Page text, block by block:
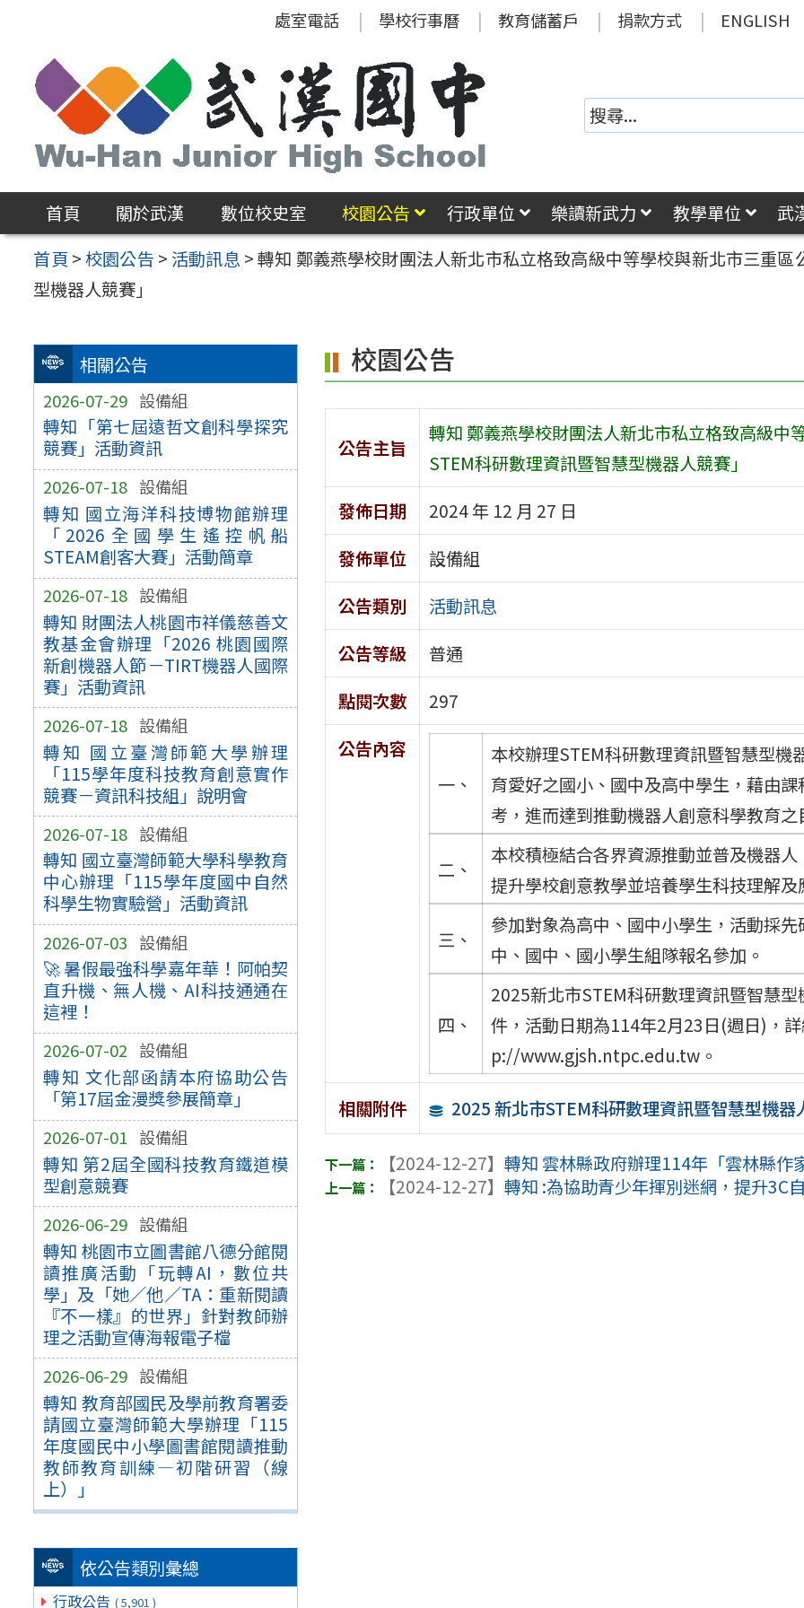
區
處室電話 學校行事曆 教育儲蓄戶 捐款方式 ENGLISH
首頁 關於武漢 數位校史室 校園公告 行政單位 樂讀新武力 教學單位
武
首頁 >校園公告 > 活動訊息 >轉知 鄭義燕學校財團法人新北市私立格致高級中等學校與新北市三重
型機器人競賽」
相關公告
2026-07-29 設備組
轉知「第七屆遠哲文創科學探究
競賽」活動資訊
2026-07-18 設備組
轉知 國立海洋科技博物館辦理
「2026全國學生遙控帆船
STEAM創客大賽」活動簡章
2026-07-18 設備組
轉知 財團法人桃園市祥儀慈善文
教基金會辦理「2026 桃園國際
新創機器人節－TIRT機器人國際
賽」活動資訊
2026-07-18 設備組
轉知 國立臺灣師範大學辦理
「115學年度科技教育創意實作
競賽－資訊科技組」說明會
2026-07-18 設備組
轉知 國立臺灣師範大學科學教育
中心辦理「115學年度國中自然
科學生物實驗營」活動資訊
2026-07-03 設備組
🚀 暑假最強科學嘉年華！阿帕契
直升機、無人機、AI科技通通在
這裡！
2026-07-02 設備組
轉知 文化部函請本府協助公告
「第17屆金漫獎參展簡章」
2026-07-01 設備組
轉知 第2屆全國科技教育鐵道模
型創意競賽
2026-06-29 設備組
轉知 桃園市立圖書館八德分館閱
讀推廣活動「玩轉AI，數位共
學」及「她／他／TA：重新閱讀
『不一樣』的世界」針對教師辦
理之活動宣傳海報電子檔
2026-06-29 設備組
轉知 教育部國民及學前教育署委
請國立臺灣師範大學辦理「115
年度國民中小學圖書館閱讀推動
教師教育訓練—初階研習（線
上）」
依公告類別彙總
行政公告 ( 5,901 )
校園公告
公告主旨
轉知 鄭義燕學校財團法人新北市私立格致高級
STEM科研數理資訊暨智慧型機器人競賽」
發佈日期
2024 年 12 月 27 日
發佈單位
設備組
公告類別
活動訊息
公告等級
普通
點閱次數
297
公告內容
一、
本校辦理STEM科研數理資訊暨智慧型
育愛好之國小、國中及高中學生，藉由
考，進而達到推動機器人創意科學教育之
二、
本校積極結合各界資源推動並普及機器
提升學校創意教學並培養學生科技理解
三、
參加對象為高中、國中小學生，活動採
中、國中、國小學生組隊報名參加。
四、
2025新北市STEM科研數理資訊暨智慧
件，活動日期為114年2月23日(週日)，
p://www.gjsh.ntpc.edu.tw。
相關附件 2025 新北市STEM科研數理資訊暨智慧型機器
【2024-12-27】轉知 雲林縣政府辦理114年「雲林縣作
【2024-12-27】轉知 :為協助青少年揮別迷網，提升3C